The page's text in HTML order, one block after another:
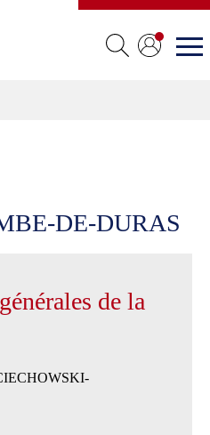
DE-DURAS
de la